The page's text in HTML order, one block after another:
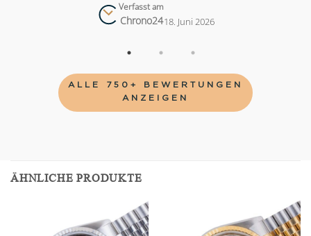
Verfasst am
Chrono2418. Juni 2026
ALLE 750+ BEWERTUNGEN
ANZEIGEN
ÄHNLICHE PRODUKTE
Add to
wishlist
Add to
wishlist